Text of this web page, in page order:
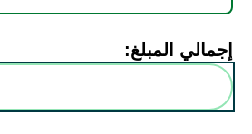
إجمالي المبلغ: